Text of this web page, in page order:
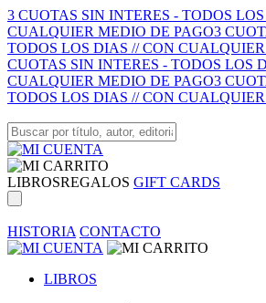
3 CUOTAS SIN INTERES - TODOS
CUALQUIER MEDIO DE PAGO3
TODOS LOS DIAS // CON
CUOTAS SIN INTERES - TODOS LOS
CUALQUIER MEDIO DE PAGO3
TODOS LOS DIAS // CON
LIBROSREGALOS GIFT CARDS
HISTORIA CONTACTO
LIBROS